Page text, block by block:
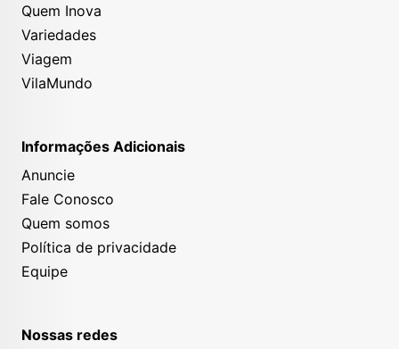
Quem Inova
Variedades
Viagem
VilaMundo
Informações Adicionais
Anuncie
Fale Conosco
Quem somos
Política de privacidade
Equipe
Nossas redes